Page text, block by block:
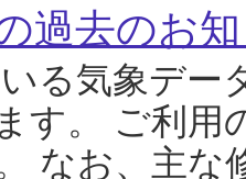
過去のお
る気象デー
す。 ご利用
なお、主な